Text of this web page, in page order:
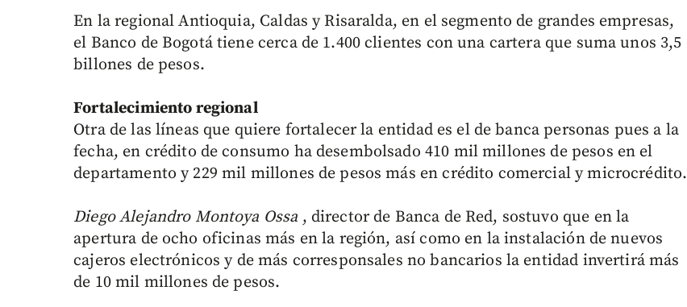
En la regional Antioquia, Caldas y Risaralda, en el segmento de grandes empresas,
el Banco de Bogotá tiene cerca de 1.400 clientes con una cartera que suma unos 3,5
billones de pesos.
Fortalecimiento regional
Otra de las líneas que quiere fortalecer la entidad es el de banca personas pues a la
fecha, en crédito de consumo ha desembolsado 410 mil millones de pesos en el
departamento y 229 mil millones de pesos más en crédito comercial y microcrédito.
Diego Alejandro Montoya Ossa , director de Banca de Red, sostuvo que en la
apertura de ocho oficinas más en la región, así como en la instalación de nuevos
cajeros electrónicos y de más corresponsales no bancarios la entidad invertirá más
de 10 mil millones de pesos.